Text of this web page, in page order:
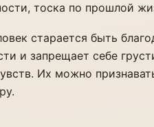
тоска по прошлой
старается быть
и запрещает себе
Их можно